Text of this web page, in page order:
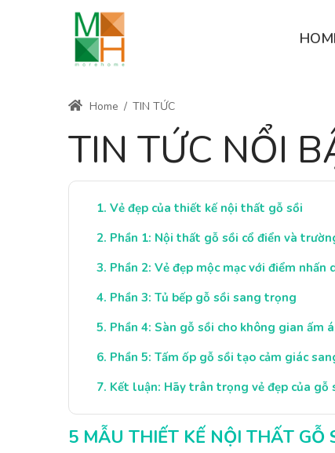
Home / TIN TỨC
TIN TỨC NỔI
Vẻ đẹp của thiết kế nội thất gỗ sồi
Phần 1: Nội thất gỗ sồi cổ điển và
Phần 2: Vẻ đẹp mộc mạc với điểm nhấn
Phần 3: Tủ bếp gỗ sồi sang trọng
Phần 4: Sàn gỗ sồi cho không gian ấm
Phần 5: Tấm ốp gỗ sồi tạo cảm giác
Kết luận: Hãy trân trọng vẻ đẹp của gỗ
5 MẪU THIẾT KẾ NỘI THẤT GỖ